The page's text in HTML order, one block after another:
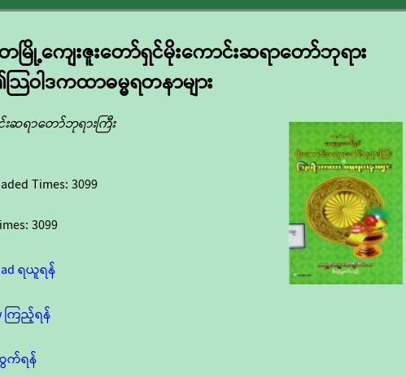
မြို့ကျေးဇူးတော်ရှင်မိုးကောင်းဆရာတော်ဘုရား
ြဝါဒကထာဓမ္မရတနာများ
းဆရာတော်ဘုရားကြီး
Times: 3099
3099
ရယူရန်
ကြည့်ရန်
ထွက်ရန်